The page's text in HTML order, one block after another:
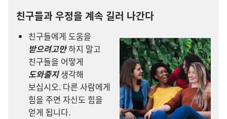
친구들과 우정을 계속 길러 나간다
친구들에게 도움을
받으려고만하지 말고
친구들을 어떻게
도와줄지생각해
보십시오. 다른 사람에게
힘을 주면 자신도 힘을
얻게 됩니다.